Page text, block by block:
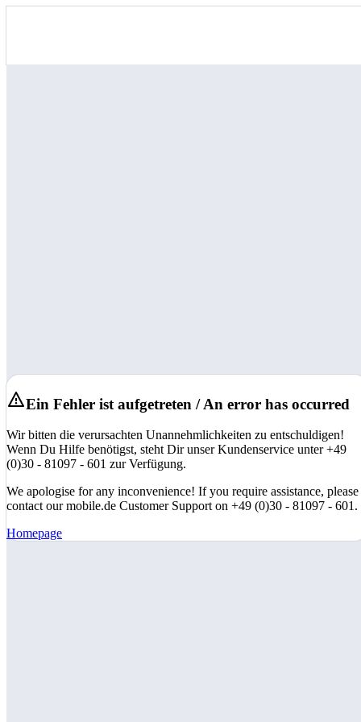
Ein Fehler ist aufgetreten / An error has occurred
Wir bitten die verursachten Unannehmlichkeiten zu entschuldigen!
Wenn Du Hilfe benötigst, steht Dir unser Kundenservice unter +49
(0)30 - 81097 - 601 zur Verfügung.
We apologise for any inconvenience! If you require assistance, please
contact our mobile.de Customer Support on +49 (0)30 - 81097 - 601.
Homepage